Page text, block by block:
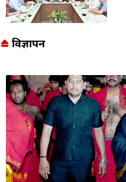
विज्ञापन